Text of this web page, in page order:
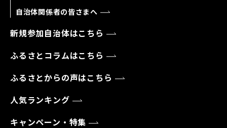
自治体関係者の皆さまへ
新規参加自治体はこちら
ふるさとコラムはこちら
ふるさとからの声はこちら
人気ランキング
キャンペーン・特集